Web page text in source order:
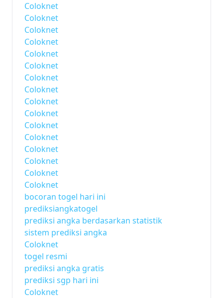
Coloknet
Coloknet
Coloknet
Coloknet
Coloknet
Coloknet
Coloknet
Coloknet
Coloknet
Coloknet
Coloknet
Coloknet
Coloknet
Coloknet
Coloknet
Coloknet
bocoran togel hari ini
prediksiangkatogel
prediksi angka berdasarkan statistik
sistem prediksi angka
Coloknet
togel resmi
prediksi angka gratis
prediksi sgp hari ini
Coloknet